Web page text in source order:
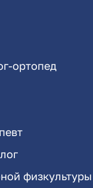
ортопед
физкультуры